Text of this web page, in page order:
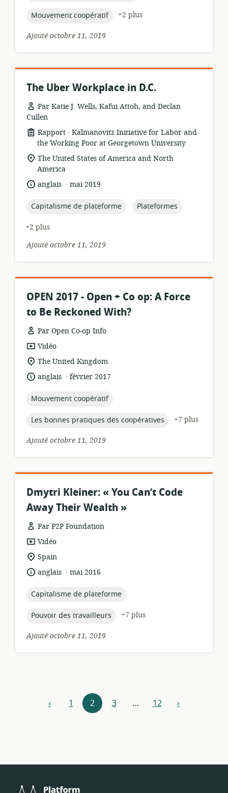
topic:
Mouvement coopératif
+2 plus
Ajouté octobre 11, 2019
The Uber Workplace in D.C.
Par Katie J. Wells, Kafui Attoh, and Declan
Cullen
Format
de
ressource:
Rapport .
éditeur:
Kalmanovitz Initiative for Labor and
the Working Poor at Georgetown University
Lieu
de
pertinence:
The United States of America and North
America
langue:
anglais .
date
publication:
mai 2019
topic:
Capitalisme de plateforme topic:
Plateformes
+2 plus
Ajouté octobre 11, 2019
OPEN 2017 - Open + Co op: A Force
to Be Reckoned With?
Par Open Co-op Info
Format
de
ressource:
Vidéo
Lieu
pertinence:
The United Kingdom
langue:
anglais .
date
publication:
février 2017
topic:
Mouvement coopératif
topic:
Les bonnes pratiques des coopératives
+7 plus
Ajouté octobre 11, 2019
Dmytri Kleiner: « You Can’t Code
Away Their Wealth »
Par P2P Foundation
Format
de
ressource:
Vidéo
Lieu
pertinence:
Spain
langue:
anglais .
date
publication:
mai 2016
topic:
Capitalisme de plateforme
topic:
Pouvoir des travailleurs
+7 plus
Ajouté octobre 11, 2019
Navigateur
‹précédent
1 2 3 … 12 Suivant
›